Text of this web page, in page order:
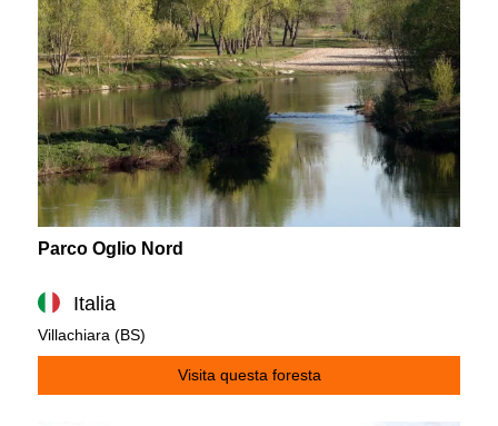
Parco Oglio Nord
Italia
Villachiara (BS)
Visita questa foresta